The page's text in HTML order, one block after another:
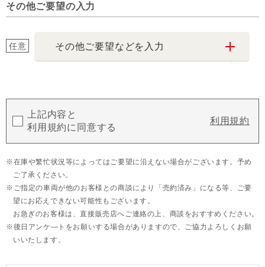
その他ご要望の入力
任意 その他ご要望などを入力
上記内容と
利用規約に同意する
利用規約
在庫や繁忙状況等によってはご要望に沿えない場合がございます。予め
ご了承ください。
ご指定の車両が他のお客様との商談により「売約済み」になる等、ご要
望にお応えできない可能性もございます。
お急ぎのお客様は、直接販売店へご連絡の上、商談をおすすめください。
後日アンケ―トをお願いする場合がありますので、ご協力よろしくお願
いいたします。